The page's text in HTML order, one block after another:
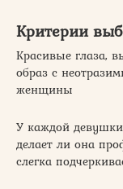
Критерии
Красивые глаза,
образ с
женщины
У каждой
делает ли она
слегка